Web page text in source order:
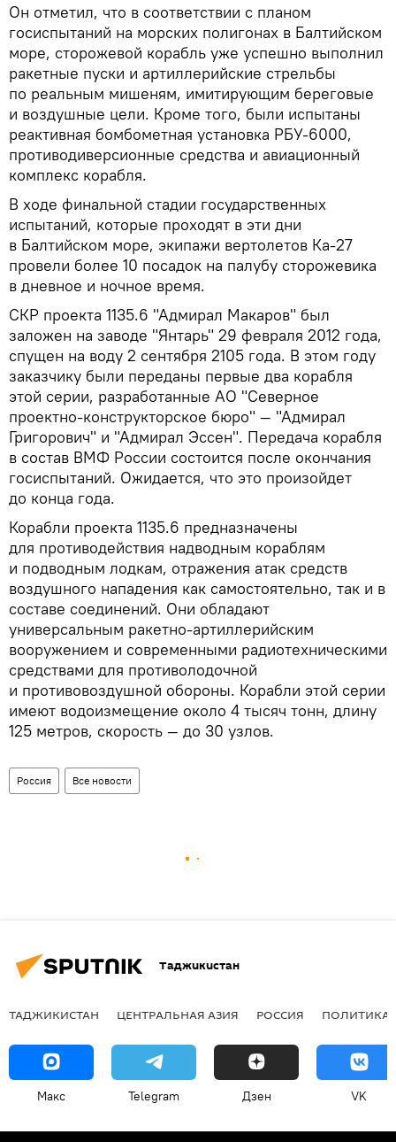
Он отметил, что в соответствии с планом
госиспытаний на морских полигонах в Балтийском
море, сторожевой корабль уже успешно выполнил
ракетные пуски и артиллерийские стрельбы
по реальным мишеням, имитирующим береговые
и воздушные цели. Кроме того, были испытаны
реактивная бомбометная установка РБУ-6000,
противодиверсионные средства и авиационный
комплекс корабля.
В ходе финальной стадии государственных
испытаний, которые проходят в эти дни
в Балтийском море, экипажи вертолетов Ка-27
провели более 10 посадок на палубу сторожевика
в дневное и ночное время.
СКР проекта 1135.6 "Адмирал Макаров" был
заложен на заводе "Янтарь" 29 февраля 2012 года,
спущен на воду 2 сентября 2105 года. В этом году
заказчику были переданы первые два корабля
этой серии, разработанные АО "Северное
проектно-конструкторское бюро" — "Адмирал
Григорович" и "Адмирал Эссен". Передача корабля
в состав ВМФ России состоится после окончания
госиспытаний. Ожидается, что это произойдет
до конца года.
Корабли проекта 1135.6 предназначены
для противодействия надводным кораблям
и подводным лодкам, отражения атак средств
воздушного нападения как самостоятельно, так и в
составе соединений. Они обладают
универсальным ракетно-артиллерийским
вооружением и современными радиотехническими
средствами для противолодочной
и противовоздушной обороны. Корабли этой серии
имеют водоизмещение около 4 тысяч тонн, длину
125 метров, скорость — до 30 узлов.
Россия Все новости
Таджикистан
ТАДЖИКИСТАН ЦЕНТРАЛЬНАЯ АЗИЯ РОССИЯ ПОЛИТИКА
Макс Telegram Дзен VK